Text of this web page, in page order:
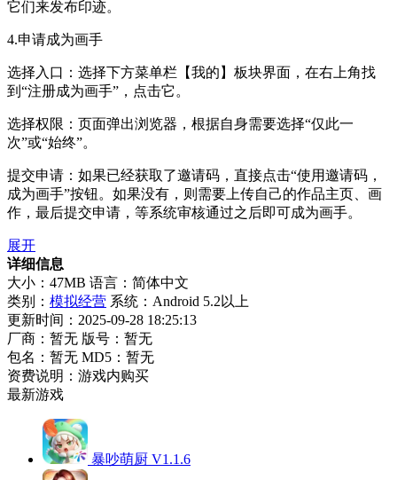
它们来发布印迹。
4.申请成为画手
选择入口：选择下方菜单栏【我的】板块界面，在右上角找
到“注册成为画手”，点击它。
选择权限：页面弹出浏览器，根据自身需要选择“仅此一
次”或“始终”。
提交申请：如果已经获取了邀请码，直接点击“使用邀请码，
成为画手”按钮。如果没有，则需要上传自己的作品主页、画
作，最后提交申请，等系统审核通过之后即可成为画手。
展开
详细信息
大小：47MB 语言：简体中文
类别： 模拟经营 系统：Android 5.2以上
更新时间：2025-09-28 18:25:13
厂商：暂无 版号：暂无
包名：暂无 MD5：暂无
资费说明：游戏内购买
最新游戏
暴吵萌厨 V1.1.6